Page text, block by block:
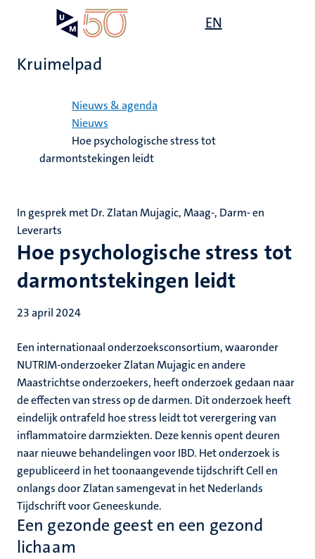
EN
Kruimelpad
Nieuws & agenda
Nieuws
Hoe psychologische stress tot
darmontstekingen leidt
Hoe psychologische stress tot
darmontstekingen leidt
In gesprek met Dr. Zlatan Mujagic, Maag-, Darm- en
Leverarts
23 april 2024
Een internationaal onderzoeksconsortium, waaronder
NUTRIM-onderzoeker Zlatan Mujagic en andere
Maastrichtse onderzoekers, heeft onderzoek gedaan naar
de effecten van stress op de darmen. Dit onderzoek heeft
eindelijk ontrafeld hoe stress leidt tot verergering van
inflammatoire darmziekten. Deze kennis opent deuren
naar nieuwe behandelingen voor IBD. Het onderzoek is
gepubliceerd in het toonaangevende tijdschrift Cell en
onlangs door Zlatan samengevat in het Nederlands
Tijdschrift voor Geneeskunde.
Een gezonde geest en een gezond
lichaam